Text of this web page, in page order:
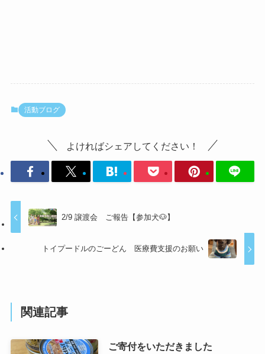
活動ブログ
よければシェアしてください！
2/9 譲渡会 ご報告【参加犬🐶】
トイプードルのごーどん 医療費支援のお願い
関連記事
ご寄付をいただきました